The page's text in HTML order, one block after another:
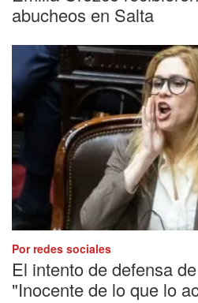
abucheos en Salta
Por redes sociales
El intento de defensa
"Inocente de lo que lo